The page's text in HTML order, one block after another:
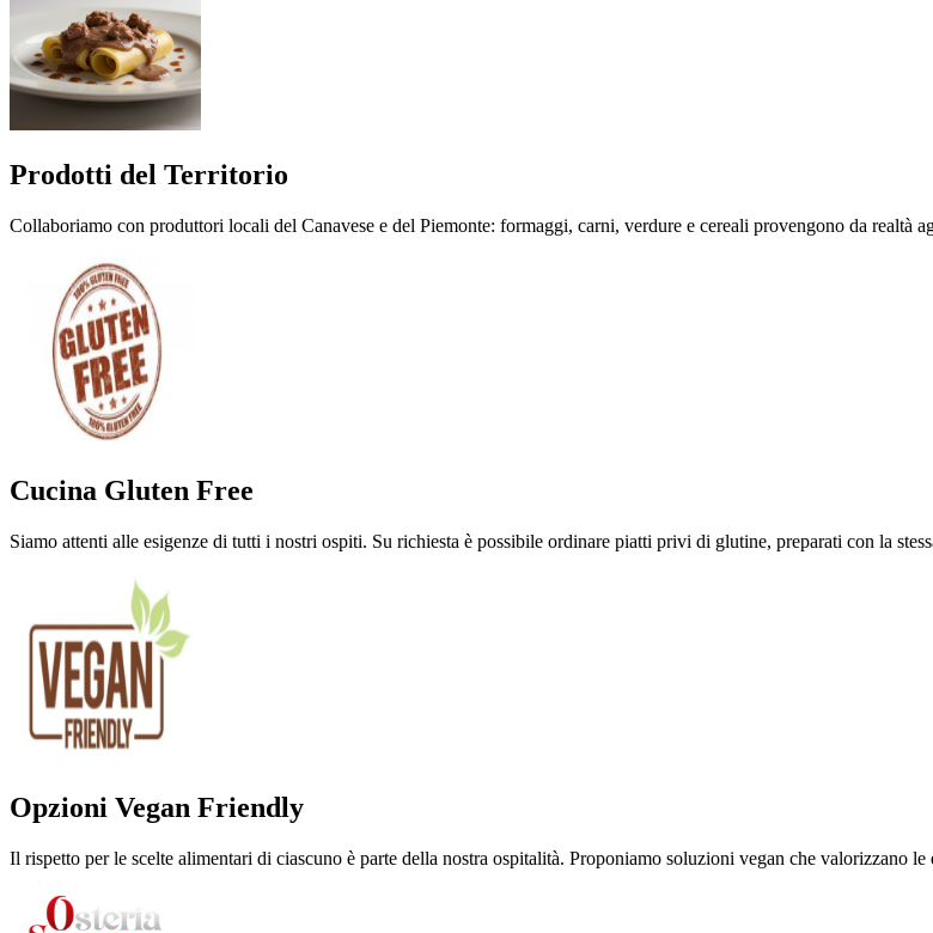
Prodotti del Territorio
Collaboriamo con produttori locali del Canavese e del Piemonte: formaggi, carni, verdure e cereali provengono da realtà
Cucina Gluten Free
Siamo attenti alle esigenze di tutti i nostri ospiti. Su richiesta è possibile ordinare piatti privi di glutine, preparati con la
Opzioni Vegan Friendly
Il rispetto per le scelte alimentari di ciascuno è parte della nostra ospitalità. Proponiamo soluzioni vegan che valorizzano le